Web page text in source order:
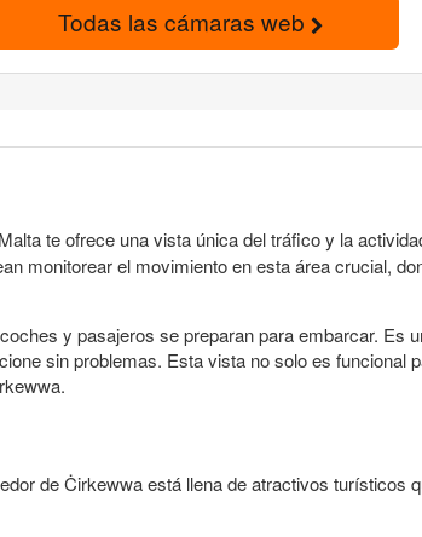
Todas las cámaras web
te ofrece una vista única del tráfico y la
monitorear el movimiento en esta área crucial,
y pasajeros se preparan para embarcar. Es
sin problemas. Esta vista no solo es funcional
de Ċirkewwa está llena de atractivos turísticos